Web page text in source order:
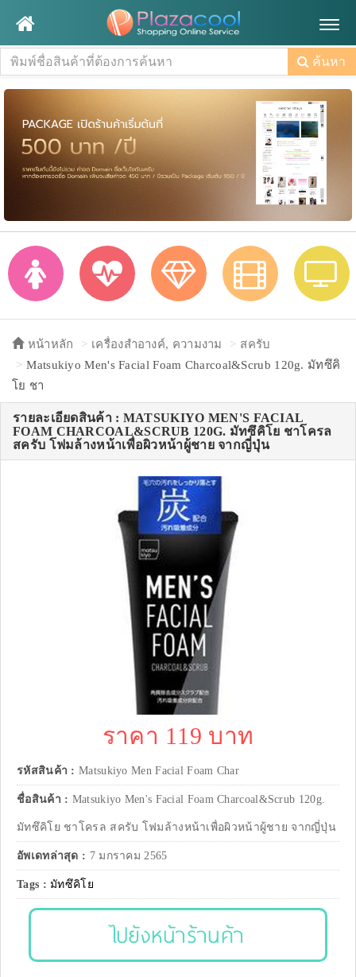
ค้นหา
หน้าหลัก เครื่องสำอางค์, ความงาม
สครับ
Matsukiyo Men's Facial Foam Charcoal&Scrub 120g. มัทซึคิ
โย ชา
รายละเอียดสินค้า : MATSUKIYO MEN'S FACIAL
FOAM CHARCOAL&SCRUB 120G. มัทซึคิโย ชาโครล
สครับ โฟมล้างหน้าเพื่อผิวหน้าผู้ชาย จากญี่ปุ่น
ราคา 119 บาท
รหัสสินค้า : Matsukiyo Men Facial Foam Char
ชื่อสินค้า : Matsukiyo Men's Facial Foam Charcoal&Scrub 120g.
มัทซึคิโย ชาโครล สครับ โฟมล้างหน้าเพื่อผิวหน้าผู้ชาย จากญี่ปุ่น
อัพเดทล่าสุด : 7 มกราคม 2565
Tags :มัทซึคิโย
ไปยังหน้าร้านค้า